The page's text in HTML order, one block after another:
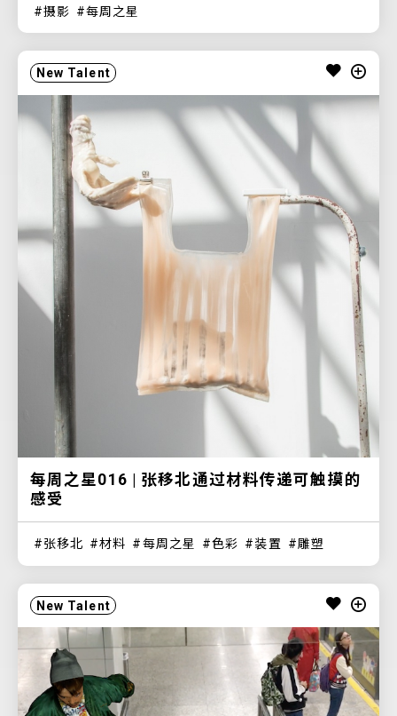
摄影 每周之星
New Talent
每周之星016 | 张移北通过材料传递可触摸的
感受
张移北 材料 每周之星 色彩 装置 雕塑
New Talent